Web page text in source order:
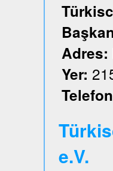
Adres:
Yer:
e.V.